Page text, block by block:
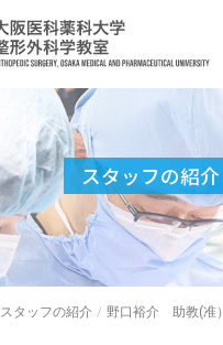
スタッフの紹介
スタッフの紹介 / 野口裕介 助教(准）